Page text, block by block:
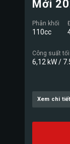
Mới
Phân khối
110cc
Công suất
6,12 kW /
Xem chi tiết